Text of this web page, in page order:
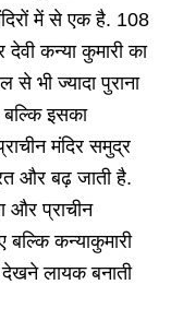
में से एक है. 108
देवी कन्या कुमारी का
से भी ज्यादा पुराना
बल्कि इसका
मंदिर समुद्र
और बढ़ जाती है.
और प्राचीन
बल्कि कन्याकुमारी
लायक बनाती